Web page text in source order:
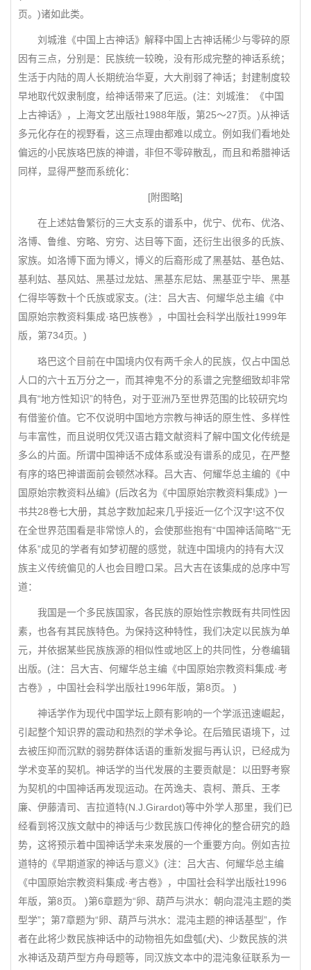
页。)诸如此类。
刘城淮《中国上古神话》解释中国上古神话稀少与零碎的原
因有三点，分别是：民族统一较晚，没有形成完整的神话系统；
生活于内陆的周人长期统治华夏，大大削弱了神话；封建制度较
早地取代奴隶制度，给神话带来了厄运。(注：刘城淮：《中国
上古神话》，上海文艺出版社1988年版，第25～27页。)从神话
多元化存在的视野看，这三点理由都难以成立。例如我们看地处
偏远的小民族珞巴族的神谱，非但不零碎散乱，而且和希腊神话
同样，显得严整而系统化：
[附图略]
在上述姑鲁繁衍的三大支系的谱系中，优宁、优布、优洛、
洛博、鲁维、穷略、穷穷、达目等下面，还衍生出很多的氏族、
家族。如洛博下面为博义，博义的后裔形成了黑基姑、基色姑、
基利姑、基风姑、黑基过龙姑、黑基东尼姑、黑基亚宁毕、黑基
仁得毕等数十个氏族或家支。(注：吕大吉、何耀华总主编《中
国原始宗教资料集成·珞巴族卷》，中国社会科学出版社1999年
版，第734页。)
珞巴这个目前在中国境内仅有两千余人的民族，仅占中国总
人口的六十五万分之一，而其神鬼不分的系谱之完整细致却非常
具有“地方性知识”的特色，对于亚洲乃至世界范围的比较研究均
有借鉴价值。它不仅说明中国地方宗教与神话的原生性、多样性
与丰富性，而且说明仅凭汉语古籍文献资料了解中国文化传统是
多么的片面。所谓中国神话不成体系或没有谱系的成见，在严整
有序的珞巴神谱面前会顿然冰释。吕大吉、何耀华总主编的《中
国原始宗教资料丛编》(后改名为《中国原始宗教资料集成》)一
书共28卷七大册，其总字数加起来几乎接近一亿个汉字!这不仅
在全世界范围看是非常惊人的，会使那些抱有“中国神话简略”“无
体系”成见的学者有如梦初醒的感觉，就连中国境内的持有大汉
族主义传统偏见的人也会目瞪口呆。吕大吉在该集成的总序中写
道：
我国是一个多民族国家，各民族的原始性宗教既有共同性因
素，也各有其民族特色。为保持这种特性，我们决定以民族为单
元，并依据某些民族族源的相似性或地区上的共同性，分卷编辑
出版。(注：吕大吉、何耀华总主编《中国原始宗教资料集成·考
古卷》，中国社会科学出版社1996年版，第8页。 )
神话学作为现代中国学坛上颇有影响的一个学派迅速崛起，
引起整个知识界的震动和热烈的学术争论。在后殖民语境下，过
去被压抑而沉默的弱势群体话语的重新发掘与再认识，已经成为
学术变革的契机。神话学的当代发展的主要贡献是：以田野考察
为契机的中国神话再发现运动。在芮逸夫、袁柯、萧兵、王孝
廉、伊藤清司、吉拉道特(N.J.Girardot)等中外学人那里，我们已
经看到将汉族文献中的神话与少数民族口传神化的整合研究的趋
势，这将预示着中国神话学未来发展的一个重要方向。例如吉拉
道特的《早期道家的神话与意义》(注：吕大吉、何耀华总主编
《中国原始宗教资料集成·考古卷》，中国社会科学出版社1996
年版，第8页。 )第6章题为“卵、葫芦与洪水：朝向混沌主题的类
型学”；第7章题为“卵、葫芦与洪水：混沌主题的神话基型”，作
者在此将少数民族神话中的动物祖先如盘瓠(犬)、少数民族的洪
水神话及葫芦型方舟母题等，同汉族文本中的混沌象征联系为一